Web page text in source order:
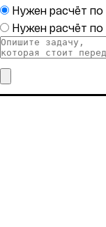
Нужен расчёт по
Нужен расчёт по